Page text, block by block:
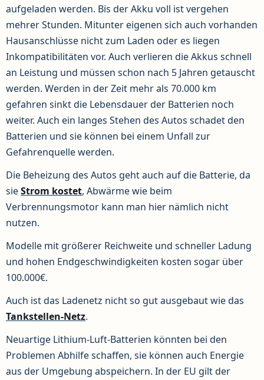
aufgeladen werden. Bis der Akku voll ist vergehen
mehrer Stunden. Mitunter eigenen sich auch vorhanden
Hausanschlüsse nicht zum Laden oder es liegen
Inkompatibilitäten vor. Auch verlieren die Akkus schnell
an Leistung und müssen schon nach 5 Jahren getauscht
werden. Werden in der Zeit mehr als 70.000 km
gefahren sinkt die Lebensdauer der Batterien noch
weiter. Auch ein langes Stehen des Autos schadet den
Batterien und sie können bei einem Unfall zur
Gefahrenquelle werden.
Die Beheizung des Autos geht auch auf die Batterie, da
sieStrom kostet, Abwärme wie beim
Verbrennungsmotor kann man hier nämlich nicht
nutzen.
Modelle mit größerer Reichweite und schneller Ladung
und hohen Endgeschwindigkeiten kosten sogar über
100.000€.
Auch ist das Ladenetz nicht so gut ausgebaut wie das
Tankstellen-Netz.
Neuartige Lithium-Luft-Batterien könnten bei den
Problemen Abhilfe schaffen, sie können auch Energie
aus der Umgebung abspeichern. In der EU gilt der